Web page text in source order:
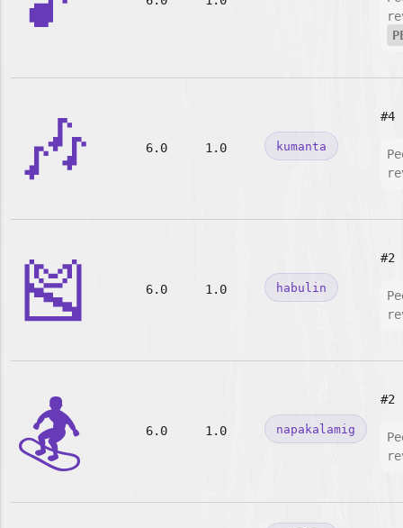
🎶 6.0 1.0 kumanta
#4
🎽 6.0 1.0 habulin
#2
🏂 6.0 1.0 napakalamig
#2